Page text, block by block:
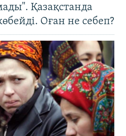
Қазақстанда
Оған не себеп?